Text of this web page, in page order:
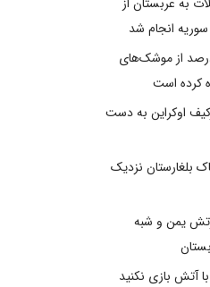
سوریه انجام شد
عربستان ۸۶ درصد از موشک‌های
کرده است
اوکراین به دست
بلغارستان نزدیک
یمن و شبه
آتش بازی نکنید